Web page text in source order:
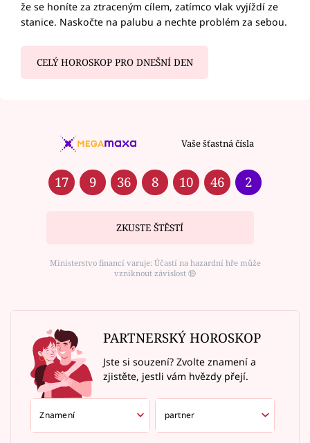
že se honíte za ztraceným cílem, zatímco vlak vyjíždí ze
stanice. Naskočte na palubu a nechte problém za sebou.
CELÝ HOROSKOP PRO DNEŠNÍ DEN
Vaše šťastná čísla
17 9 36 8 10 46 2
ZKUSTE ŠTĚSTÍ
Ministerstvo financí varuje: Účastí na hazardní hře může
vzniknout závislost ⑱
PARTNERSKÝ HOROSKOP
Jste si souzení? Zvolte znamení a
zjistěte, jestli vám hvězdy přejí.